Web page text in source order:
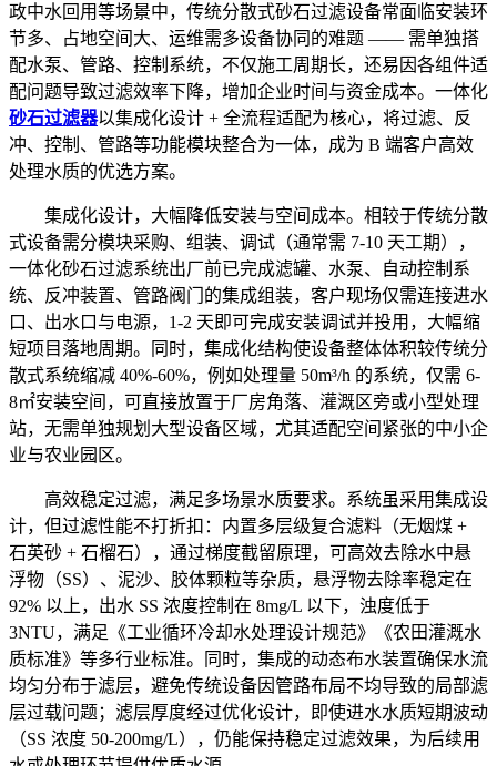
政中水回用等场景中，传统分散式砂石过滤设备常面临安装环
节多、占地空间大、运维需多设备协同的难题 —— 需单独搭
配水泵、管路、控制系统，不仅施工周期长，还易因各组件适
配问题导致过滤效率下降，增加企业时间与资金成本。一体化
砂石过滤器以集成化设计 + 全流程适配为核心，将过滤、反
冲、控制、管路等功能模块整合为一体，成为 B 端客户高效
处理水质的优选方案。
集成化设计，大幅降低安装与空间成本。相较于传统分散
式设备需分模块采购、组装、调试（通常需 7-10 天工期），
一体化砂石过滤系统出厂前已完成滤罐、水泵、自动控制系
统、反冲装置、管路阀门的集成组装，客户现场仅需连接进水
口、出水口与电源，1-2 天即可完成安装调试并投用，大幅缩
短项目落地周期。同时，集成化结构使设备整体体积较传统分
散式系统缩减 40%-60%，例如处理量 50m³/h 的系统，仅需 6-
8㎡安装空间，可直接放置于厂房角落、灌溉区旁或小型处理
站，无需单独规划大型设备区域，尤其适配空间紧张的中小企
业与农业园区。
高效稳定过滤，满足多场景水质要求。系统虽采用集成设
计，但过滤性能不打折扣：内置多层级复合滤料（无烟煤 +
石英砂 + 石榴石），通过梯度截留原理，可高效去除水中悬
浮物（SS）、泥沙、胶体颗粒等杂质，悬浮物去除率稳定在
92% 以上，出水 SS 浓度控制在 8mg/L 以下，浊度低于
3NTU，满足《工业循环冷却水处理设计规范》《农田灌溉水
质标准》等多行业标准。同时，集成的动态布水装置确保水流
均匀分布于滤层，避免传统设备因管路布局不均导致的局部滤
层过载问题；滤层厚度经过优化设计，即使进水水质短期波动
（SS 浓度 50-200mg/L），仍能保持稳定过滤效果，为后续用